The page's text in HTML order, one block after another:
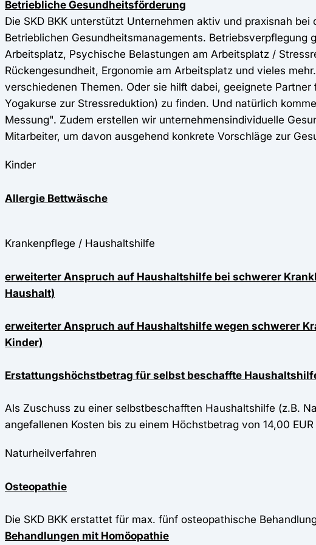
Betriebliche Gesundheitsförderung
Die SKD BKK unterstützt Unternehmen aktiv und praxisnah
Betrieblichen Gesundheitsmanagements.
Arbeitsplatz, Psychische Belastungen am Arbeitsplatz /
Rückengesundheit, Ergonomie am Arbeitsplatz und vieles
verschiedenen Themen. Oder sie hilft dabei, geeignete
Yogakurse zur Stressreduktion) zu finden. Und natürlich
Messung". Zudem erstellen wir unternehmensindividuelle
Mitarbeiter, um davon ausgehend konkrete Vorschläge zur
Kinder
Allergie Bettwäsche
Krankenpflege / Haushaltshilfe
erweiterter Anspruch auf Haushaltshilfe bei schwerer
Haushalt)
erweiterter Anspruch auf Haushaltshilfe wegen schwerer
Kinder)
Erstattungshöchstbetrag für selbst beschaffte
Als Zuschuss zu einer selbstbeschafften Haushaltshilfe (z.B.
angefallenen Kosten bis zu einem Höchstbetrag von 14,00
Naturheilverfahren
Osteopathie
Die SKD BKK erstattet für max. fünf osteopathische
Behandlungen mit Homöopathie